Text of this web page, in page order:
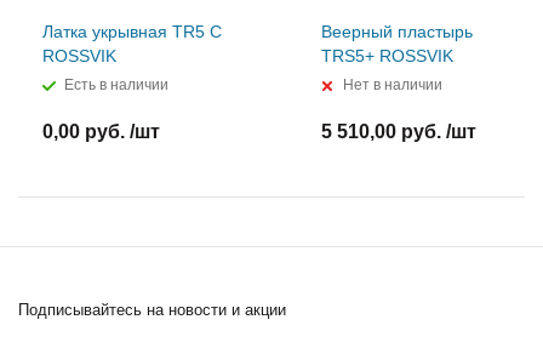
Латка укрывная TR5 C
ROSSVIK
Есть в наличии
0,00 руб. /шт
Веерный пластырь
TRS5+ ROSSVIK
Нет в наличии
5 510,00 руб. /шт
Подписывайтесь на новости и акции